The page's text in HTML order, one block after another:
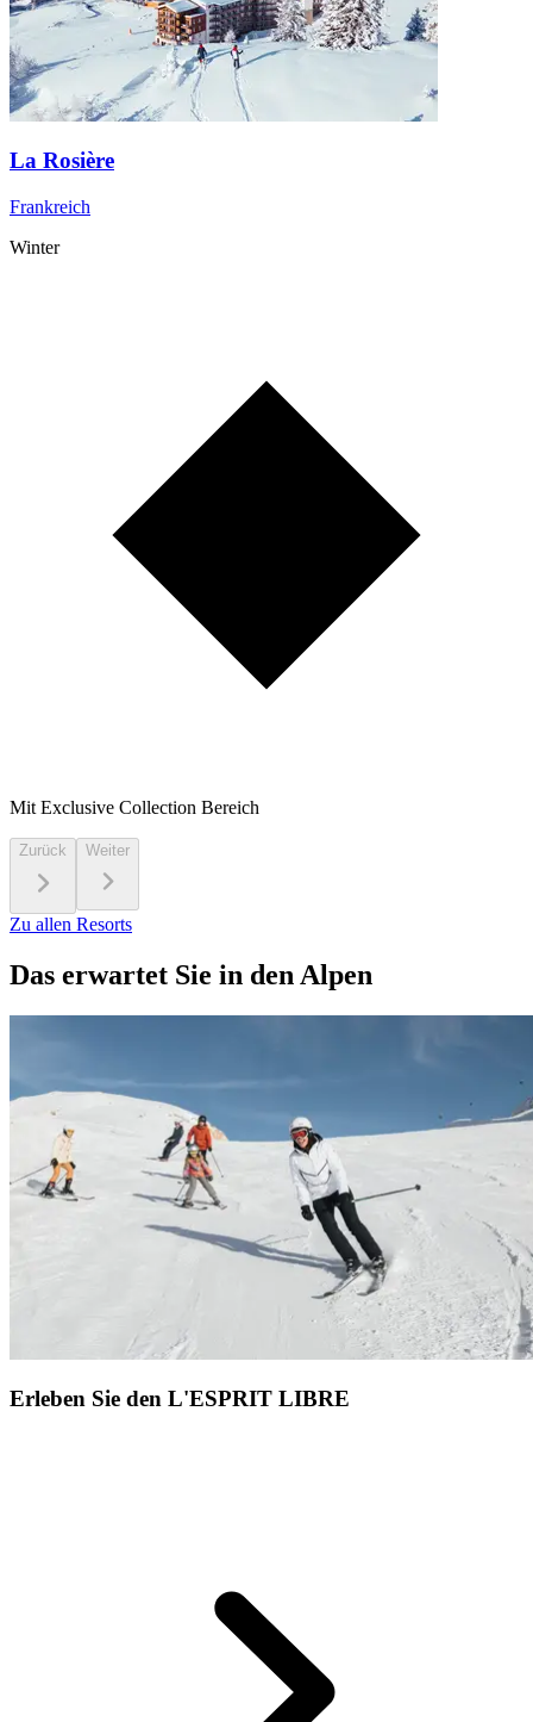
La Rosière
Frankreich
Winter
Mit Exclusive Collection Bereich
Zurück Weiter
Zu allen Resorts
Das erwartet Sie in den Alpen
Erleben Sie den L'ESPRIT LIBRE